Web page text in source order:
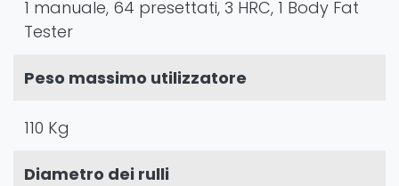
1 manuale, 64 presettati, 3 HRC, 1 Body Fat
Tester
Peso massimo utilizzatore
110 Kg
Diametro dei rulli